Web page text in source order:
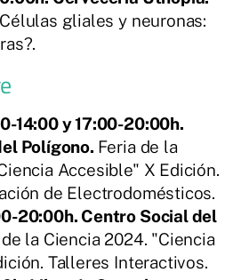
gliales y neuronas:
14:00 y 17:00-20:00h.
Polígono. Feria de la
Accesible" X Edición.
de Electrodomésticos.
20:00h. Centro Social del
la Ciencia 2024. "Ciencia
Talleres Interactivos.